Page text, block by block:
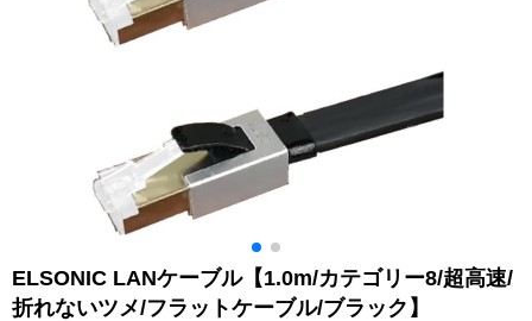
ELSONIC LANケーブル【1.0m/カテゴリー8/超高速/
折れないツメ/フラットケーブル/ブラック】